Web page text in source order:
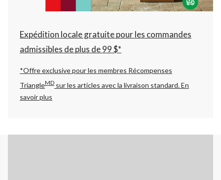
changer
Expédition locale gratuite pour les commandes
admissibles de plus de 99 $*
*Offre exclusive pour les membres Récompenses
TriangleMD sur les articles avec la livraison standard.En
savoir plus